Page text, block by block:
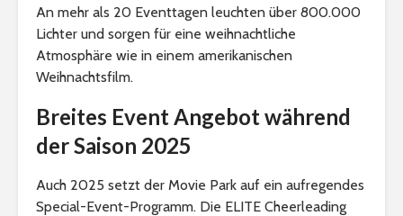
An mehr als 20 Eventtagen leuchten über 800.000
Lichter und sorgen für eine weihnachtliche
Atmosphäre wie in einem amerikanischen
Weihnachtsfilm.
Breites Event Angebot während
der Saison 2025
Auch 2025 setzt der Movie Park auf ein aufregendes
Special-Event-Programm. Die ELITE Cheerleading